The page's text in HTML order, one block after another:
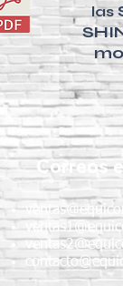
las
Correos